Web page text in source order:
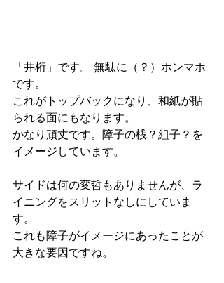
「井桁」です。 無駄に（？）ホンマホ
です。
これがトップバックになり、和紙が貼
られる面にもなります。
かなり頑丈です。障子の桟？組子？を
イメージしています。
サイドは何の変哲もありませんが、ラ
イニングをスリットなしにしていま
す。
これも障子がイメージにあったことが
大きな要因ですね。